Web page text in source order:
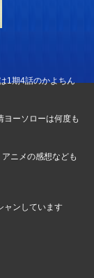
1期4話のかよちん
ーソローは何度も
ニメの感想なども
ャンしています